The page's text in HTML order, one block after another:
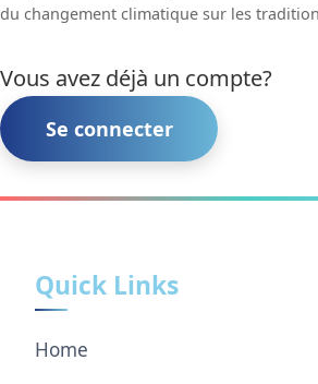
du changement climatique sur les
Vous avez déjà un compte?
Se connecter
Quick Links
Home